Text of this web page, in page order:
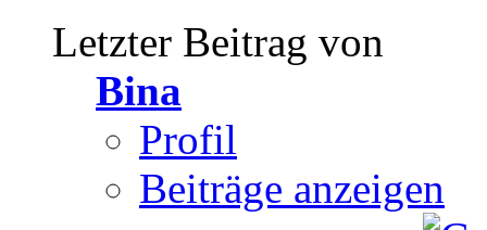
Letzter Beitrag von
Bina
Profil
Beiträge anzeigen